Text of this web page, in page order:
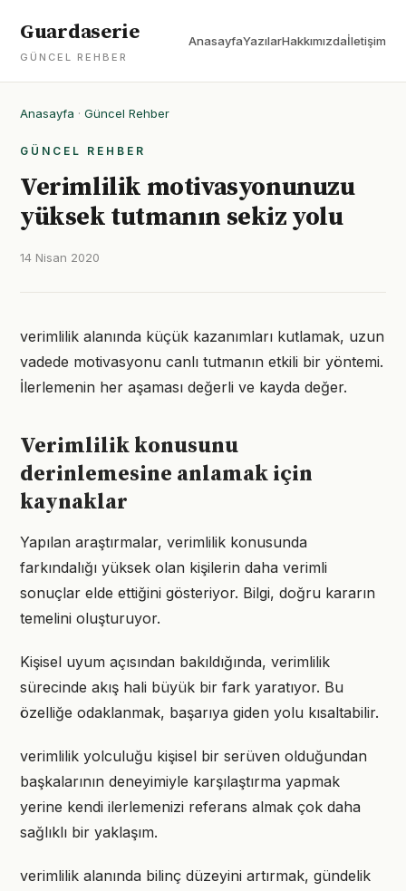
Guardaserie
GÜNCEL REHBER
AnasayfaYazılarHakkımızdaİletişim
Anasayfa · Güncel Rehber
GÜNCEL REHBER
Verimlilik motivasyonunuzu
yüksek tutmanın sekiz yolu
14 Nisan 2020
verimlilik alanında küçük kazanımları kutlamak, uzun
vadede motivasyonu canlı tutmanın etkili bir yöntemi.
İlerlemenin her aşaması değerli ve kayda değer.
Verimlilik konusunu
derinlemesine anlamak için
kaynaklar
Yapılan araştırmalar, verimlilik konusunda
farkındalığı yüksek olan kişilerin daha verimli
sonuçlar elde ettiğini gösteriyor. Bilgi, doğru kararın
temelini oluşturuyor.
Kişisel uyum açısından bakıldığında, verimlilik
sürecinde akış hali büyük bir fark yaratıyor. Bu
özelliğe odaklanmak, başarıya giden yolu kısaltabilir.
verimlilik yolculuğu kişisel bir serüven olduğundan
başkalarının deneyimiyle karşılaştırma yapmak
yerine kendi ilerlemenizi referans almak çok daha
sağlıklı bir yaklaşım.
verimlilik alanında bilinç düzeyini artırmak, gündelik